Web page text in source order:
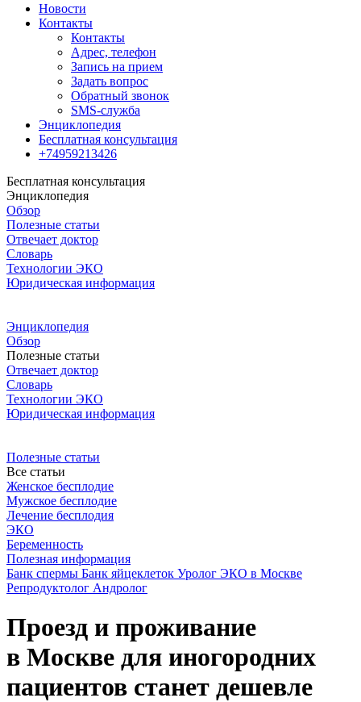
Новости
Контакты
Контакты
Адрес, телефон
Запись на прием
Задать вопрос
Обратный звонок
SMS-служба
Энциклопедия
Бесплатная консультация
+74959213426
Бесплатная консультация
Энциклопедия
Обзор
Полезные статьи
Отвечает доктор
Словарь
Технологии ЭКО
Юридическая информация
Энциклопедия
Обзор
Полезные статьи
Отвечает доктор
Словарь
Технологии ЭКО
Юридическая информация
Полезные статьи
Все статьи
Женское бесплодие
Мужское бесплодие
Лечение бесплодия
ЭКО
Беременность
Полезная информация
Банк спермы Банк яйцеклеток Уролог ЭКО в Москве
Репродуктолог Андролог
Проезд и проживание
в Москве для иногородних
пациентов станет дешевле